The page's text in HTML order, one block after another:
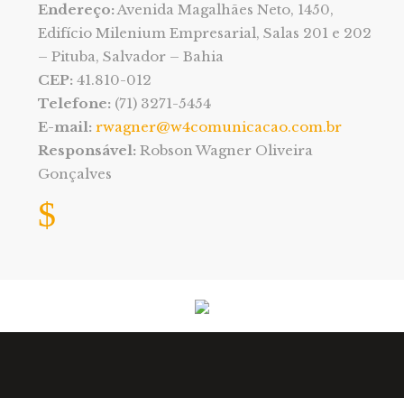
Endereço:Avenida Magalhães Neto, 1450,
Edifício Milenium Empresarial, Salas 201 e 202
– Pituba, Salvador – Bahia
CEP: 41.810-012
Telefone: (71) 3271-5454
E-mail: rwagner@w4comunicacao.com.br
Responsável: Robson Wagner Oliveira
Gonçalves